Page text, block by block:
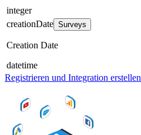
integer
creationDate Surveys
Creation Date
datetime
Registrieren und Integration erstellen